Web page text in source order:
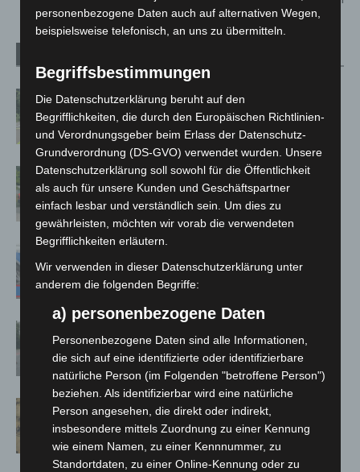
Brand im „Haus der Begegnung“ in
Neuwarmbüchen schnell eingedämmt
Region Hannover: 21 neue
Notfallsanitäter starten beim Roten
Kreuz
A7 – Polizei sucht Zeugen
Trunkenheitsfahrten bei
Großkontrolle
Hannover Klassik Open Air 2026:
Französische Oper im Maschpark
personenbezogene Daten auch auf alternativen Wegen,
beispielsweise telefonisch, an uns zu übermitteln.
Begriffsbestimmungen
Die Datenschutzerklärung beruht auf den
Begrifflichkeiten, die durch den Europäischen Richtlinien-
und Verordnungsgeber beim Erlass der Datenschutz-
Grundverordnung (DS-GVO) verwendet wurden. Unsere
Datenschutzerklärung soll sowohl für die Öffentlichkeit
als auch für unsere Kunden und Geschäftspartner
einfach lesbar und verständlich sein. Um dies zu
gewährleisten, möchten wir vorab die verwendeten
Begrifflichkeiten erläutern.
Wir verwenden in dieser Datenschutzerklärung unter
anderem die folgenden Begriffe:
a) personenbezogene Daten
Personenbezogene Daten sind alle Informationen,
die sich auf eine identifizierte oder identifizierbare
natürliche Person (im Folgenden "betroffene Person")
beziehen. Als identifizierbar wird eine natürliche
Person angesehen, die direkt oder indirekt,
insbesondere mittels Zuordnung zu einer Kennung
wie einem Namen, zu einer Kennnummer, zu
Standortdaten, zu einer Online-Kennung oder zu